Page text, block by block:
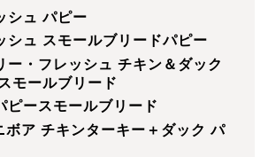
シュ パピー
シュ スモールブリードパピー
ー・フレッシュ チキン＆ダック
モールブリード
ースモールブリード
ボア チキンターキー＋ダック パ